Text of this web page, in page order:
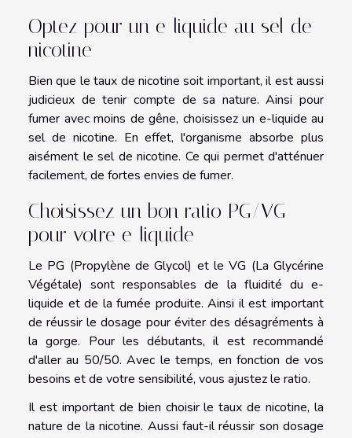
Optez pour un e-liquide au sel de
nicotine
Bien que le taux de nicotine soit important, il est aussi
judicieux de tenir compte de sa nature. Ainsi pour
fumer avec moins de gêne, choisissez un e-liquide au
sel de nicotine. En effet, l'organisme absorbe plus
aisément le sel de nicotine. Ce qui permet d'atténuer
facilement, de fortes envies de fumer.
Choisissez un bon ratio PG/VG
pour votre e-liquide
Le PG (Propylène de Glycol) et le VG (La Glycérine
Végétale) sont responsables de la fluidité du e-
liquide et de la fumée produite. Ainsi il est important
de réussir le dosage pour éviter des désagréments à
la gorge. Pour les débutants, il est recommandé
d'aller au 50/50. Avec le temps, en fonction de vos
besoins et de votre sensibilité, vous ajustez le ratio.
Il est important de bien choisir le taux de nicotine, la
nature de la nicotine. Aussi faut-il réussir son dosage